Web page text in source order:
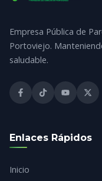
Empresa Pública de
Portoviejo.
saludable.
Enlaces Rápidos
Inicio